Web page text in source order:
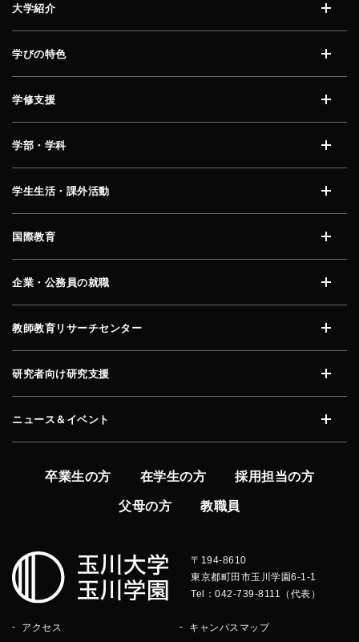
大学紹介
学びの特色
学修支援
学部・学科
学生生活・課外活動
国際教育
企業・公務員の就職
教師教育リサーチセンター
研究者向け研究支援
ニュース＆イベント
卒業生の方 在学生の方 採用担当の方
父母の方 教職員
〒194-8610
東京都町田市玉川学園6-1-1
Tel：042-739-8111（代表）
アクセス キャンパスマップ